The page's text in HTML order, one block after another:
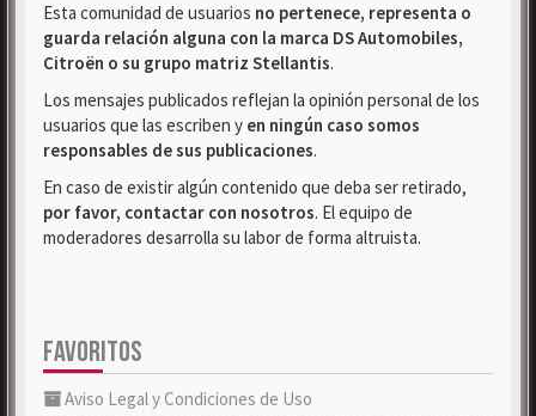
Esta comunidad de usuarios no pertenece, representa o
guarda relación alguna con la marca DS Automobiles,
Citroën o su grupo matriz Stellantis.
Los mensajes publicados reflejan la opinión personal de los
usuarios que las escriben y en ningún caso somos
responsables de sus publicaciones.
En caso de existir algún contenido que deba ser retirado,
por favor, contactar con nosotros. El equipo de
moderadores desarrolla su labor de forma altruista.
FAVORITOS
Aviso Legal y Condiciones de Uso